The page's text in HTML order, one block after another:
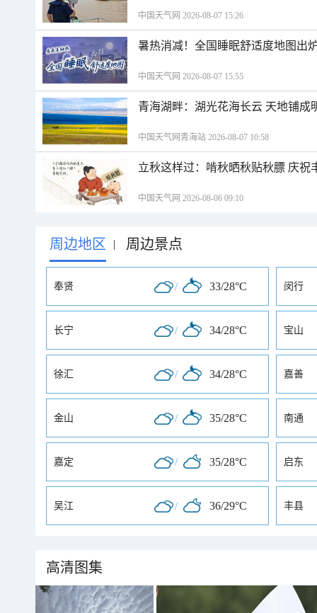
中国天气网 2026-08-07 15:26
暑热消减！全国睡眠舒适度地图出
中国天气网 2026-08-07 15:55
青海湖畔：湖光花海长云 天地铺成
中国天气网青海站 2026-08-07 10:58
立秋这样过：啃秋晒秋贴秋膘 庆祝
中国天气网 2026-08-06 09:10
周边地区 | 周边景点
奉贤 / 33/28°C 闵行
长宁 / 34/28°C 宝山
徐汇 / 34/28°C 嘉善
金山 / 35/28°C 南通
嘉定 / 35/28°C 启东
吴江 / 36/29°C 丰县
高清图集